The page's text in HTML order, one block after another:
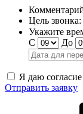
Цель звонка:
Укажите
С
До
Я даю
Отправить заявку